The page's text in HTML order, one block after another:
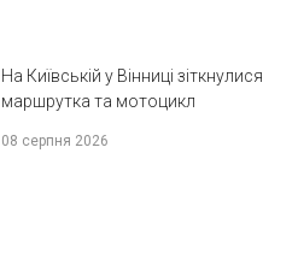
На Київській у Вінниці зіткнулися
маршрутка та мотоцикл
08 серпня 2026